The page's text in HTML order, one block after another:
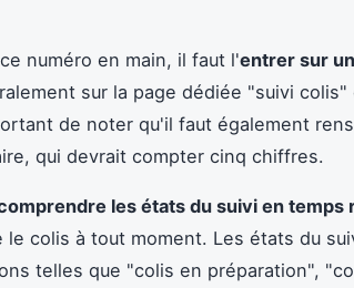
numéro en main, il faut l'entrer sur
sur la page dédiée "suivi
de noter qu'il faut également
qui devrait compter cinq chiffres.
les états du suivi en temps
le colis à tout moment. Les états du
telles que "colis en préparation",